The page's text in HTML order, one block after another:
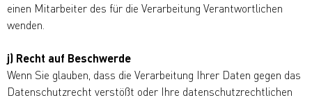
einen Mitarbeiter des für die Verarbeitung Verantwortlichen
wenden.
j) Recht auf Beschwerde
Wenn Sie glauben, dass die Verarbeitung Ihrer Daten gegen das
Datenschutzrecht verstößt oder Ihre datenschutzrechtlichen